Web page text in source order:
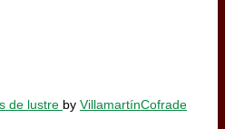
de lustre by VillamartínCofrade